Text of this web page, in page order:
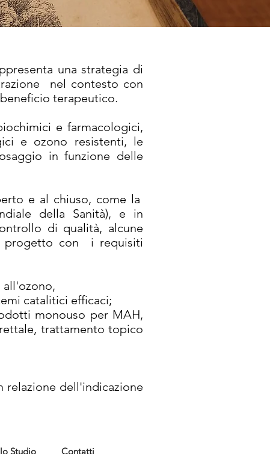
una strategia di
nel contesto con
terapeutico.
e farmacologici,
e ozono resistenti, le
in funzione delle
e al chiuso, come la
della Sanità), e in
di qualità, alcune
progetto con i requisiti
all'ozono,
catalitici efficaci;
monouso per MAH,
trattamento topico
relazione dell'indicazione
Studio Contatti